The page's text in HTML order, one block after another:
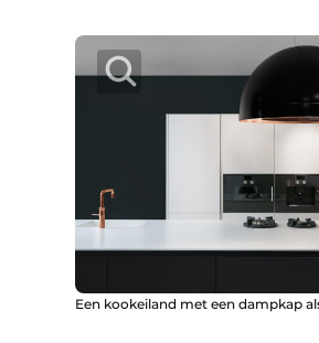
Een kookeiland met een dampkap